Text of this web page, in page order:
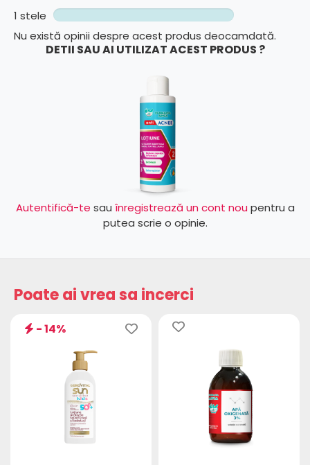
1 stele
Nu există opinii despre acest produs deocamdată.
DETII SAU AI UTILIZAT ACEST PRODUS ?
Autentifică-te sau înregistrează un cont nou pentru a
putea scrie o opinie.
Poate ai vrea sa incerci
- 14%